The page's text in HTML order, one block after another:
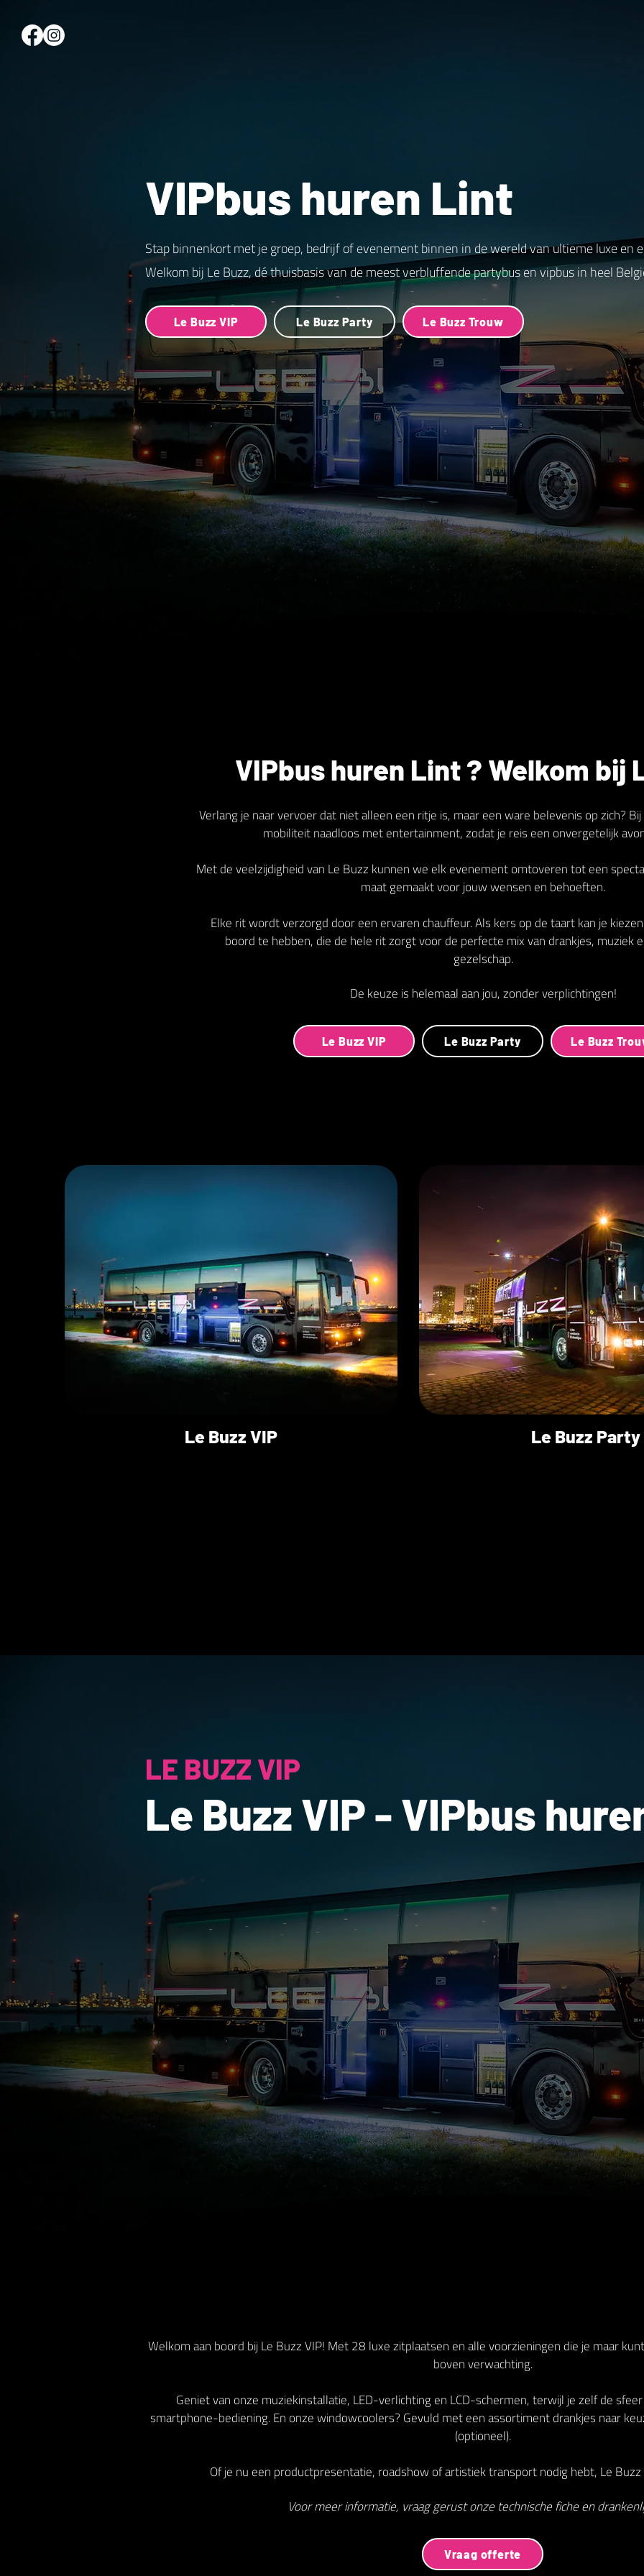
VIPbus huren Lint
Stap binnenkort met je groep, bedrijf of evenement binnen in de wereld van ultieme luxe en
Welkom bij Le Buzz, dé thuisbasis van de meest verbluffende partybus en vipbus in heel
Le Buzz VIP Le Buzz Party Le Buzz Trouw
VIPbus huren Lint ? Welkom bij
Verlang je naar vervoer dat niet alleen een ritje is, maar een ware belevenis op zich?
mobiliteit naadloos met entertainment, zodat je reis een onvergetelijk
Met de veelzijdigheid van Le Buzz kunnen we elk evenement omtoveren tot een
maat gemaakt voor jouw wensen en behoeften.
Elke rit wordt verzorgd door een ervaren chauffeur. Als kers op de taart kan je
boord te hebben, die de hele rit zorgt voor de perfecte mix van drankjes, muziek
gezelschap.
De keuze is helemaal aan jou, zonder verplichtingen!
Le Buzz VIP Le Buzz Party Le Buzz
Le Buzz VIP Le Buzz Party
LE BUZZ VIP
Le Buzz VIP - VIPbus
Welkom aan boord bij Le Buzz VIP! Met 28 luxe zitplaatsen en alle voorzieningen die je maar
boven verwachting.
Geniet van onze muziekinstallatie, LED-verlichting en LCD-schermen, terwijl je zelf de
smartphone-bediening. En onze windowcoolers? Gevuld met een assortiment drankjes naar
(optioneel).
Of je nu een productpresentatie, roadshow of artistiek transport nodig hebt, Le
Voor meer informatie, vraag gerust onze technische fiche en
Vraag offerte